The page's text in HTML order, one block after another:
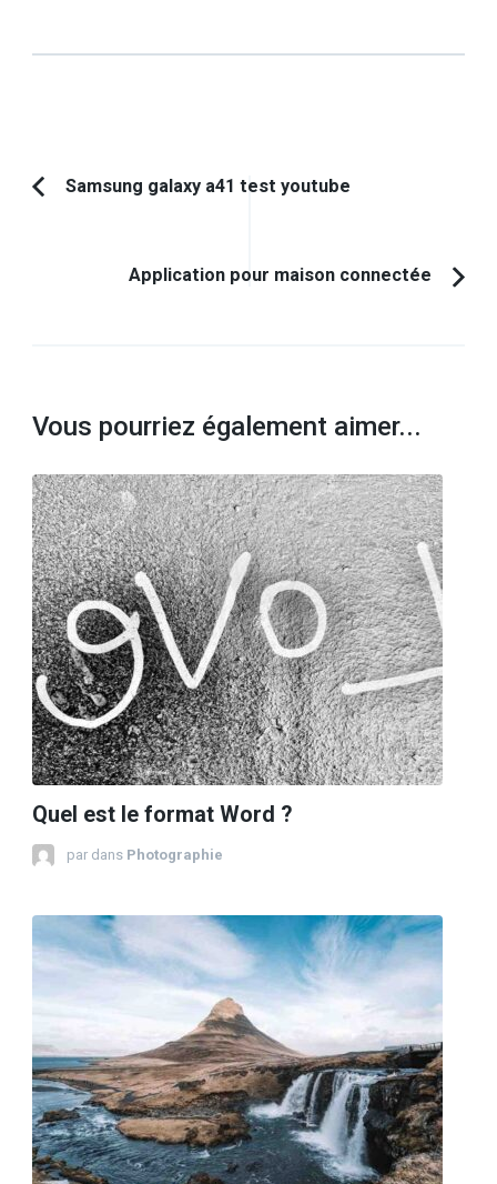
Navigation
Article
Samsung galaxy a41 test youtube
Application pour maison connectée
Vous pourriez également aimer...
Quel est le format Word ?
par dans Photographie